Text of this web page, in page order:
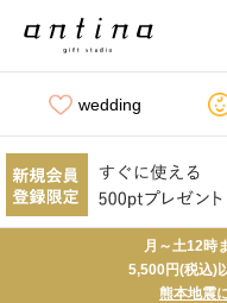
wedding
月～土12時
5,500円(税込)
熊本地震